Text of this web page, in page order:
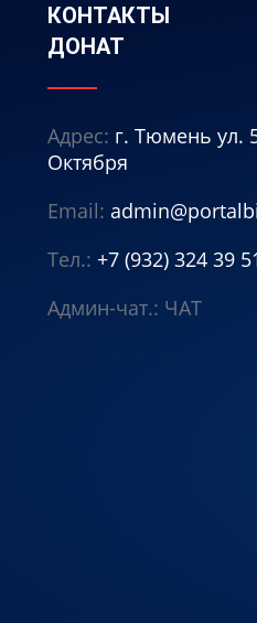
КОНТАКТЫ
ДОНАТ
Адрес: г. Тюмень ул.
Октября
Email:
Тел.: +7 (932) 324 39
Админ-чат.: ЧАТ
⭐ ⭐ ⭐ ⭐ ⭐